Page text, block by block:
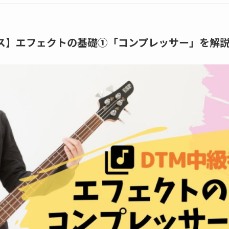
】エフェクトの基礎①「コンプレッサー」を解